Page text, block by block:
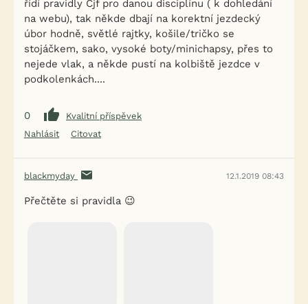
řídí pravidly Čjf pro danou disciplínu ( k dohledání
na webu), tak někde dbají na korektní jezdecký
úbor hodně, světlé rajtky, košile/tričko se
stojáčkem, sako, vysoké boty/minichapsy, přes to
nejede vlak, a někde pustí na kolbiště jezdce v
podkolenkách....
0
Kvalitní příspěvek
Nahlásit
Citovat
blackmyday 12.1.2019 08:43
Přečtěte si pravidla 😉